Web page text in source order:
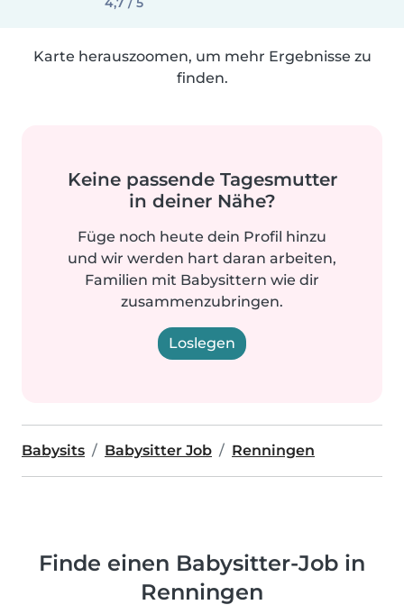
Karte herauszoomen, um mehr Ergebnisse zu
finden.
Keine passende Tagesmutter
in deiner Nähe?
Füge noch heute dein Profil hinzu
und wir werden hart daran arbeiten,
Familien mit Babysittern wie dir
zusammenzubringen.
Loslegen
Babysits Babysitter Job Renningen
Finde einen Babysitter-Job in
Renningen